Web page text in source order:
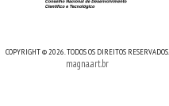
COPYRIGHT © 2026. TODOS OS DIREITOS RESERVADOS.
magna.art.br